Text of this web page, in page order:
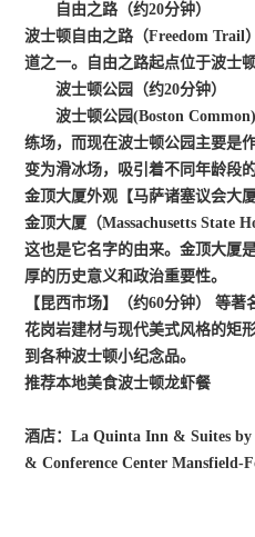
自由之路（约20分钟）
波士顿自由之路（Freedom Trail
道之一。自由之路起点位于波士
波士顿公园（约20分钟）
波士顿公园(Boston
练场，而现在波士顿公园主要是
变为滑冰场，吸引着不同年龄段
金顶大厦外观 【马萨诸塞议会大
金顶大厦（Massachusetts State
这也是它名字的由来。金顶大厦
厚的历史意义和政治重要性。
【 昆西市场】（约60分钟） 等著
花岗岩建材与现代美式风格的矩
到各种波士顿小纪念品。
推荐本地美食波士顿龙虾餐
酒店：La Quinta Inn & Suites by
& Conference Center Mansfield-